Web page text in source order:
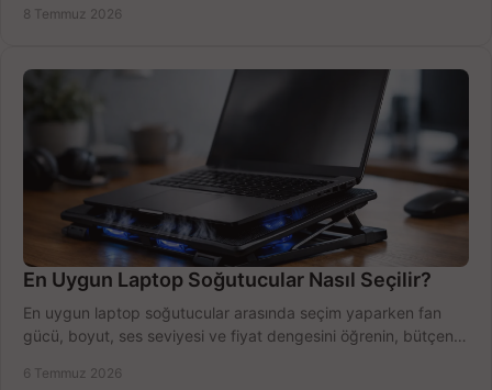
8 Temmuz 2026
En Uygun Laptop Soğutucular Nasıl Seçilir?
En uygun laptop soğutucular arasında seçim yaparken fan
gücü, boyut, ses seviyesi ve fiyat dengesini öğrenin, bütçenizi
6 Temmuz 2026